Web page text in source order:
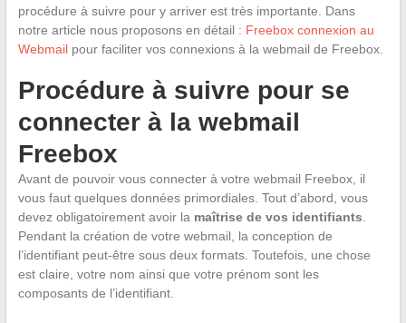
procédure à suivre pour y arriver est très importante. Dans
notre article nous proposons en détail : Freebox connexion au
Webmailpour faciliter vos connexions à la webmail de Freebox.
Procédure à suivre pour se
connecter à la webmail
Freebox
Avant de pouvoir vous connecter à votre webmail Freebox, il
vous faut quelques données primordiales. Tout d’abord, vous
devez obligatoirement avoir la maîtrise de vos identifiants
Pendant la création de votre webmail, la conception de
l’identifiant peut-être sous deux formats. Toutefois, une chose
est claire, votre nom ainsi que votre prénom sont les
composants de l’identifiant.